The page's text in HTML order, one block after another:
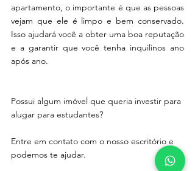
apartamento, o importante é que as pessoas
vejam que ele é limpo e bem conservado.
Isso ajudará você a obter uma boa reputação
e a garantir que você tenha inquilinos ano
após ano.
Possui algum imóvel que queria investir para
alugar para estudantes?
Entre em contato com o nosso escritório e
podemos te ajudar.